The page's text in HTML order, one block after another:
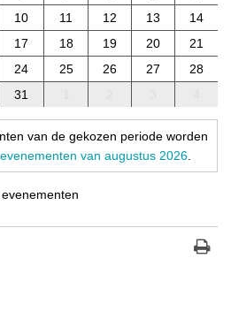
10 11 12 13
14
17 18 19 20
21
24 25 26 27
28
31
van de gekozen periode worden
van augustus 2026